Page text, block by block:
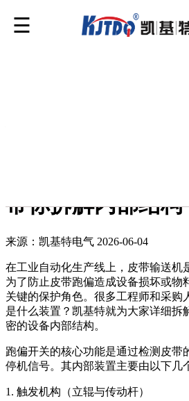
带你拆解内部结构
来源：凯基特电气 2026-06-04
在工业自动化生产线上，皮带输送机
为了防止皮带跑偏造成设备损坏或物
关键的保护角色。很多工程师和采购
是什么装置？凯基特就为大家详细拆
密的设备内部结构。
跑偏开关的核心功能是通过检测皮带
停机信号。其内部装置主要由以下几
1. 触发机构（立辊与传动杆）